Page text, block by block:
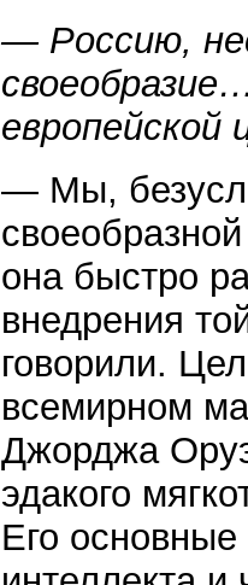
— Россию,
европейской
— Мы,
она быстро
внедрения
говорили.
всемирном
Джорджа
эдакого
Его основные